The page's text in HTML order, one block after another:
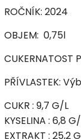
ROČNÍK: 2024
OBJEM: 0,75l
CUKERNATOST
PŘÍVLASTEK:
CUKR : 9,7 G/L
KYSELINA : 6,8
EXTRAKT : 25,2